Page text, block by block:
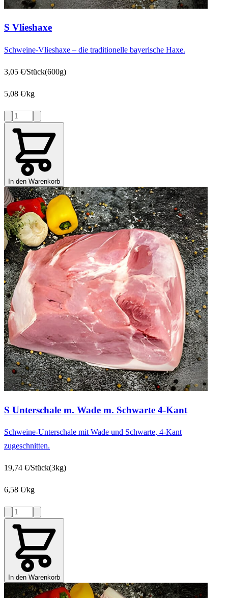
S Vlieshaxe
Schweine-Vlieshaxe – die traditionelle bayerische Haxe.
3,05 €/Stück(600g)
5,08 €/kg
In den Warenkorb
S Unterschale m. Wade m. Schwarte 4-Kant
Schweine-Unterschale mit Wade und Schwarte, 4-Kant
zugeschnitten.
19,74 €/Stück(3kg)
6,58 €/kg
In den Warenkorb